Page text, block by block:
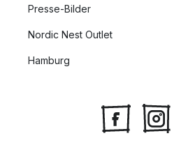
Presse-Bilder
Nordic Nest Outlet
Hamburg